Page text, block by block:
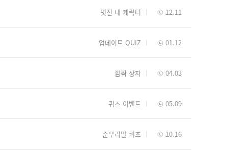
멋진 내 캐릭터 12.11
업데이트 QUIZ 01.12
깜짝 상자 04.03
퀴즈 이벤트 05.09
순우리말 퀴즈 10.16